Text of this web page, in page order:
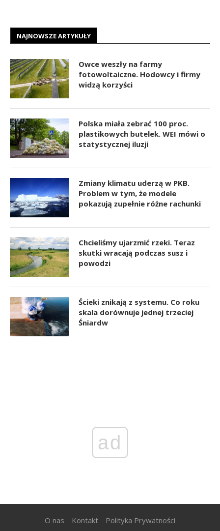
NAJNOWSZE ARTYKUŁY
Owce weszły na farmy
fotowoltaiczne. Hodowcy i firmy
widzą korzyści
Polska miała zebrać 100 proc.
plastikowych butelek. WEI mówi o
statystycznej iluzji
Zmiany klimatu uderzą w PKB.
Problem w tym, że modele
pokazują zupełnie różne rachunki
Chcieliśmy ujarzmić rzeki. Teraz
skutki wracają podczas susz i
powodzi
Ścieki znikają z systemu. Co roku
skala dorównuje jednej trzeciej
Śniardw
ad
O nas Kontakt Polityka Prywatności